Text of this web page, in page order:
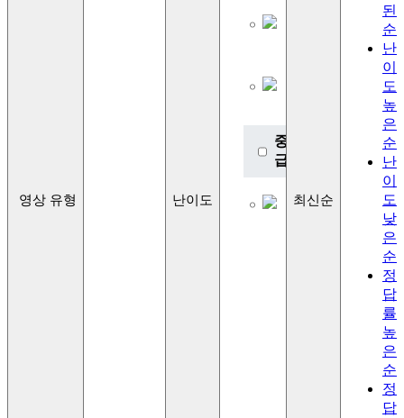
영상 유형 난이도
중
급
중급
최신순
된
순
난
이
도
높
은
순
난
이
도
낮
은
순
정
답
률
높
은
순
정
답